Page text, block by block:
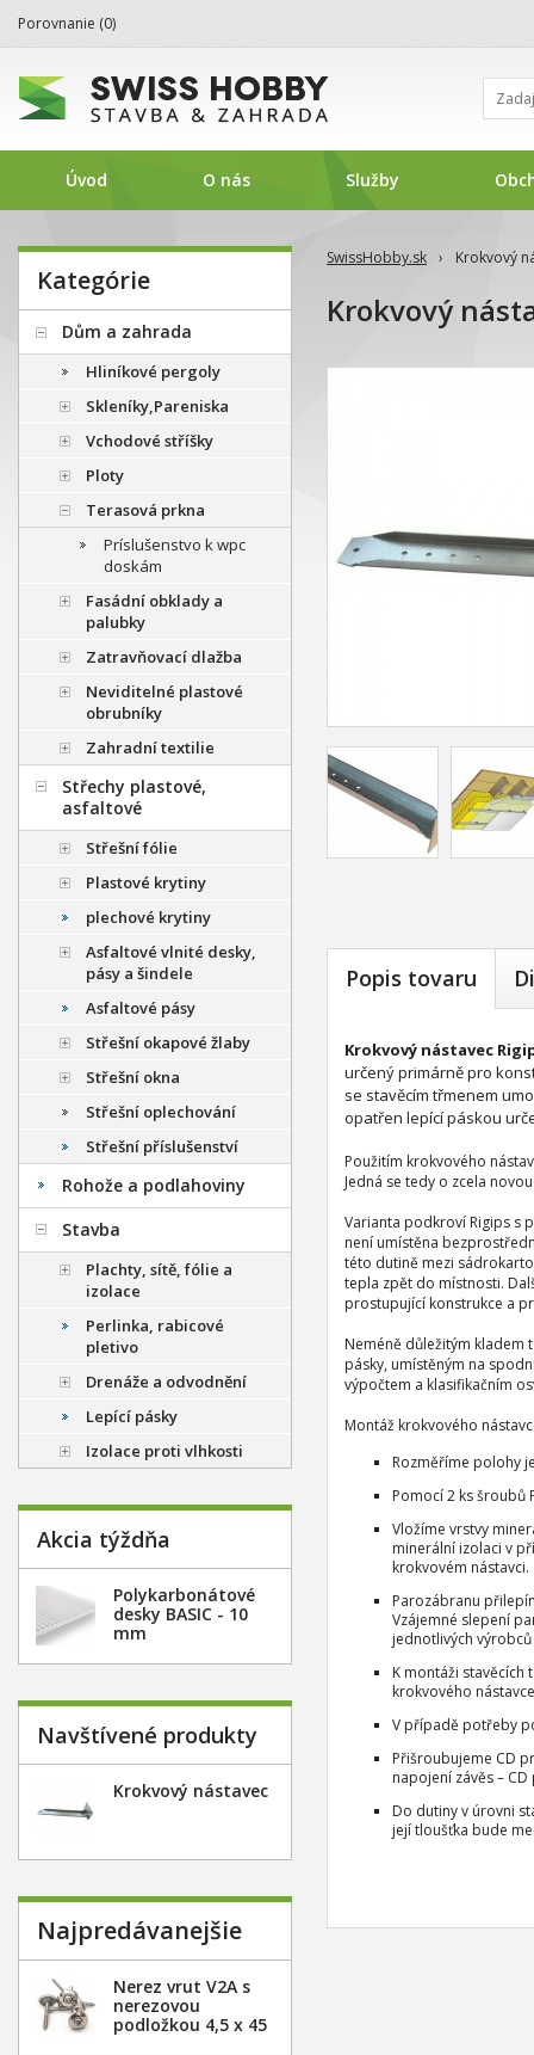
SwissHobby.sk › Krokvový
Krokvový
Popis tovaru
Krokvový nástavec
určený primárně pro
se stavěcím třmenem
opatřen lepící páskou
Použitím krokvového
Jedná se tedy o zcela
Varianta podkroví Rigips s
není umístěna
této dutině mezi
tepla zpět do místnosti.
prostupující konstrukce a
Neméně důležitým kladem
pásky, umístěným na
výpočtem a klasifikačním
Montáž krokvového
Rozměříme polohy
Pomocí 2 ks šroubů
Vložíme vrstvy
minerální izolaci v
krokvovém nástavci.
Parozábranu
Vzájemné slepení
jednotlivých
K montáži
krokvového
V případě potřeby
Přišroubujeme CD
napojení závěs –
Do dutiny v úrovni
její tloušťka bude
Kategórie
Dům a zahrada
Hliníkové pergoly
Skleníky,Pareniska
Vchodové stříšky
Ploty
Terasová prkna
Príslušenstvo k wpc
doskám
Fasádní obklady a
palubky
Zatravňovací dlažba
Neviditelné plastové
obrubníky
Zahradní textilie
Střechy plastové,
asfaltové
Střešní fólie
Plastové krytiny
plechové krytiny
Asfaltové vlnité desky,
pásy a šindele
Asfaltové pásy
Střešní okapové žlaby
Střešní okna
Střešní oplechování
Střešní příslušenství
Rohože a podlahoviny
Stavba
Plachty, sítě, fólie a
izolace
Perlinka, rabicové
pletivo
Drenáže a odvodnění
Lepící pásky
Izolace proti vlhkosti
Akcia týždňa
Polykarbonátové
desky BASIC - 10
mm
Navštívené produkty
Krokvový nástavec
Najpredávanejšie
Nerez vrut V2A s
nerezovou
podložkou 4,5 x 45
Porovnanie (0)
Úvod O nás Služby